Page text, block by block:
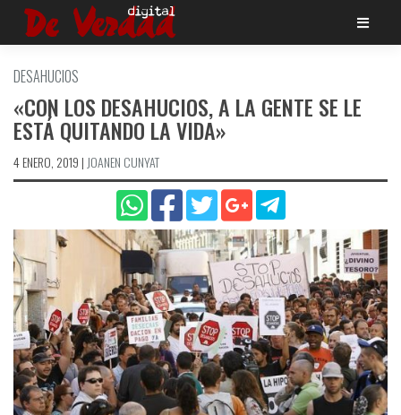
Saltar
DESAHUCIOS
«CON LOS DESAHUCIOS, A LA GENTE SE LE
ESTÁ QUITANDO LA VIDA»
4 ENERO, 2019 | JOANEN CUNYAT